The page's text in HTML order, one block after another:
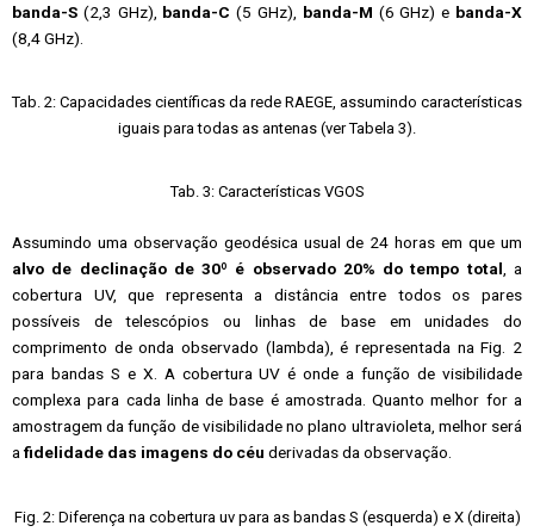
banda-S (2,3 GHz), banda-C (5 GHz), banda-M (6 GHz) e banda-X
(8,4 GHz).
Tab. 2: Capacidades científicas da rede RAEGE, assumindo características
iguais para todas as antenas (ver Tabela 3).
Tab. 3: Características VGOS
Assumindo uma observação geodésica usual de 24 horas em que um
alvo de declinação de 30º é observado 20% do tempo total, a
cobertura UV, que representa a distância entre todos os pares
possíveis de telescópios ou linhas de base em unidades do
comprimento de onda observado (lambda), é representada na Fig. 2
para bandas S e X. A cobertura UV é onde a função de visibilidade
complexa para cada linha de base é amostrada. Quanto melhor for a
amostragem da função de visibilidade no plano ultravioleta, melhor será
afidelidade das imagens do céu derivadas da observação.
Fig. 2: Diferença na cobertura uv para as bandas S (esquerda) e X (direita)